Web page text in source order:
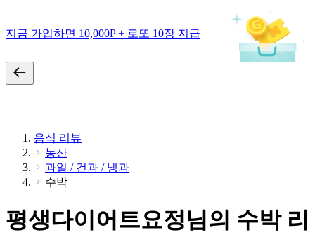
지금 가입하면 10,000P + 로또 10장 지급
음식 리뷰
농산
과일 / 건과 / 냉과
수박
평생다이어트요정님의 수박 리